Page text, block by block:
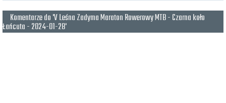
Komentarze do 'V Leśna Zadyma Maraton Rowerowy MTB - Czarna koło
Łańcuta - 2024-01-28'